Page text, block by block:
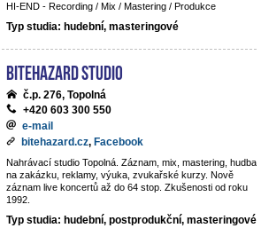
HI-END - Recording / Mix / Mastering / Produkce
Typ studia: hudební, masteringové
BiteHazard Studio
č.p. 276, Topolná
+420 603 300 550
e-mail
bitehazard.cz, Facebook
Nahrávací studio Topolná. Záznam, mix, mastering, hudba
na zakázku, reklamy, výuka, zvukařské kurzy. Nově
záznam live koncertů až do 64 stop. Zkušenosti od roku
1992.
Typ studia: hudební, postprodukční, masteringové